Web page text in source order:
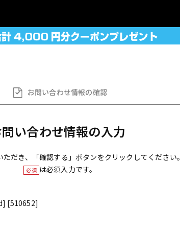
お問い合わせ情報の確認
い合わせ情報の入力
だき、「確認する」ボタンをクリックしてください。
必須 は必須入力です。
[510652]